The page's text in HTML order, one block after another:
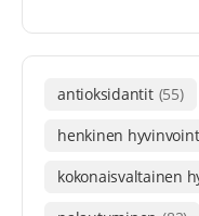
antioksidantit (55)
henkinen
kokonaisvaltainen